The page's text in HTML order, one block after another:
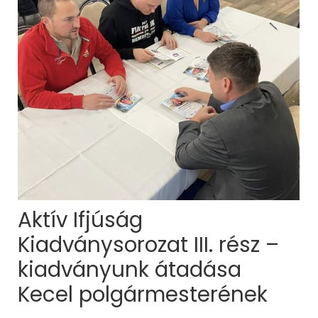
Aktív Ifjúság
Kiadványsorozat III. rész –
kiadványunk átadása
Kecel polgármesterének